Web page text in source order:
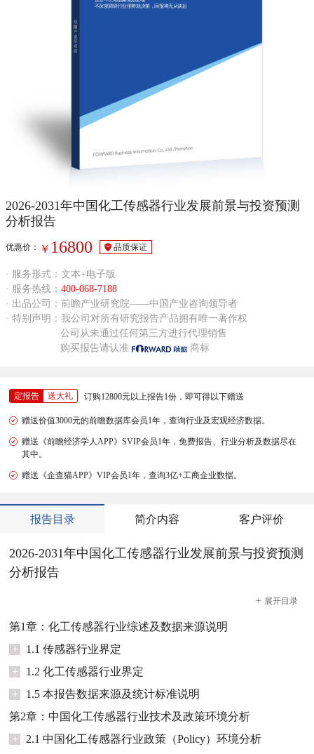
不深度调研行业形势就决策，回报将无从谈起
2026-2031年中国化工传感器行业发展前景与投资预测
分析报告
优惠价： ￥ 16800 品质保证
· 服务形式：文本+电子版
· 服务热线： 400-068-7188
· 出品公司：前瞻产业研究院——中国产业咨询领导者
· 特别声明：我公司对所有研究报告产品拥有唯一著作权
公司从未通过任何第三方进行代理销售
购买报告请认准
商标
定报告 送大礼 订购12800元以上报告1份，即可得以下赠送
赠送价值3000元的前瞻数据库会员1年，查询行业及宏观经济数据。
赠送《前瞻经济学人APP》SVIP会员1年，免费报告、行业分析及数据尽在
其中。
赠送《企查猫APP》VIP会员1年，查询3亿+工商企业数据。
报告目录 简介内容 客户评价
2026-2031年中国化工传感器行业发展前景与投资预测
分析报告
+ 展开目录
第1章：化工传感器行业综述及数据来源说明
+
1.1 传感器行业界定
+
1.2 化工传感器行业界定
+
1.5 本报告数据来源及统计标准说明
第2章：中国化工传感器行业技术及政策环境分析
+
2.1 中国化工传感器行业政策（Policy）环境分析